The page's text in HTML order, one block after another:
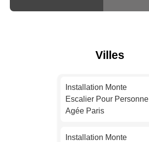
Villes
Installation Monte
Escalier Pour Personne
Agée Paris
Installation Monte